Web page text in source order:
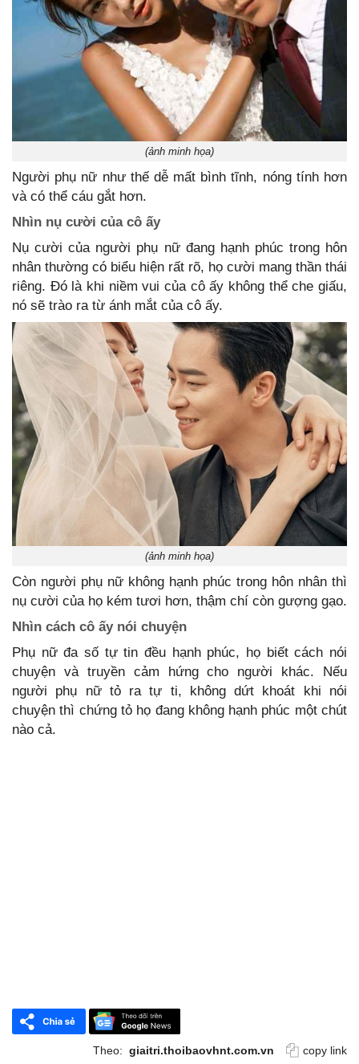
(ảnh minh họa)
Người phụ nữ như thế dễ mất bình tĩnh, nóng tính hơn
và có thể cáu gắt hơn.
Nhìn nụ cười của cô ấy
Nụ cười của người phụ nữ đang hạnh phúc trong hôn
nhân thường có biểu hiện rất rõ, họ cười mang thần thái
riêng. Đó là khi niềm vui của cô ấy không thể che giấu,
nó sẽ trào ra từ ánh mắt của cô ấy.
(ảnh minh họa)
Còn người phụ nữ không hạnh phúc trong hôn nhân thì
nụ cười của họ kém tươi hơn, thậm chí còn gượng gạo.
Nhìn cách cô ấy nói chuyện
Phụ nữ đa số tự tin đều hạnh phúc, họ biết cách nói
chuyện và truyền cảm hứng cho người khác. Nếu
người phụ nữ tỏ ra tự ti, không dứt khoát khi nói
chuyện thì chứng tỏ họ đang không hạnh phúc một chút
nào cả.
Theo: giaitri.thoibaovhnt.com.vn copy link